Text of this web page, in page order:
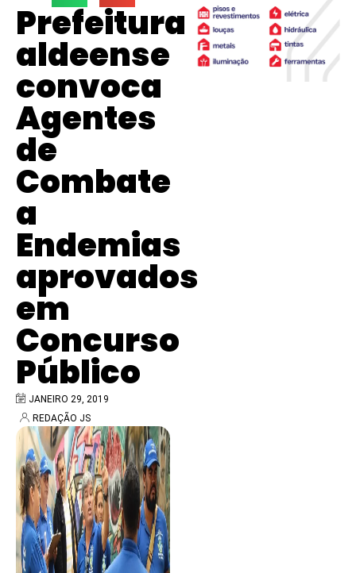
Prefeitura
aldeense
convoca
Agentes
de
Combate
a
Endemias
aprovados
em
Concurso
Público
JANEIRO 29, 2019
REDAÇÃO JS